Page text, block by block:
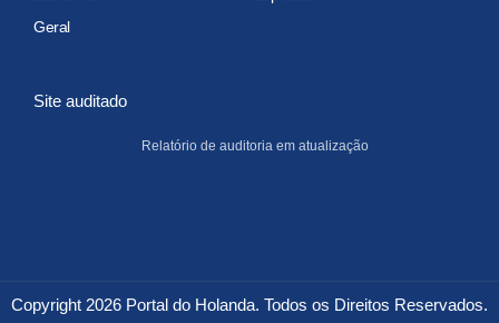
Geral
Site auditado
Relatório de auditoria em atualização
Copyright 2026 Portal do Holanda. Todos os Direitos Reservados.